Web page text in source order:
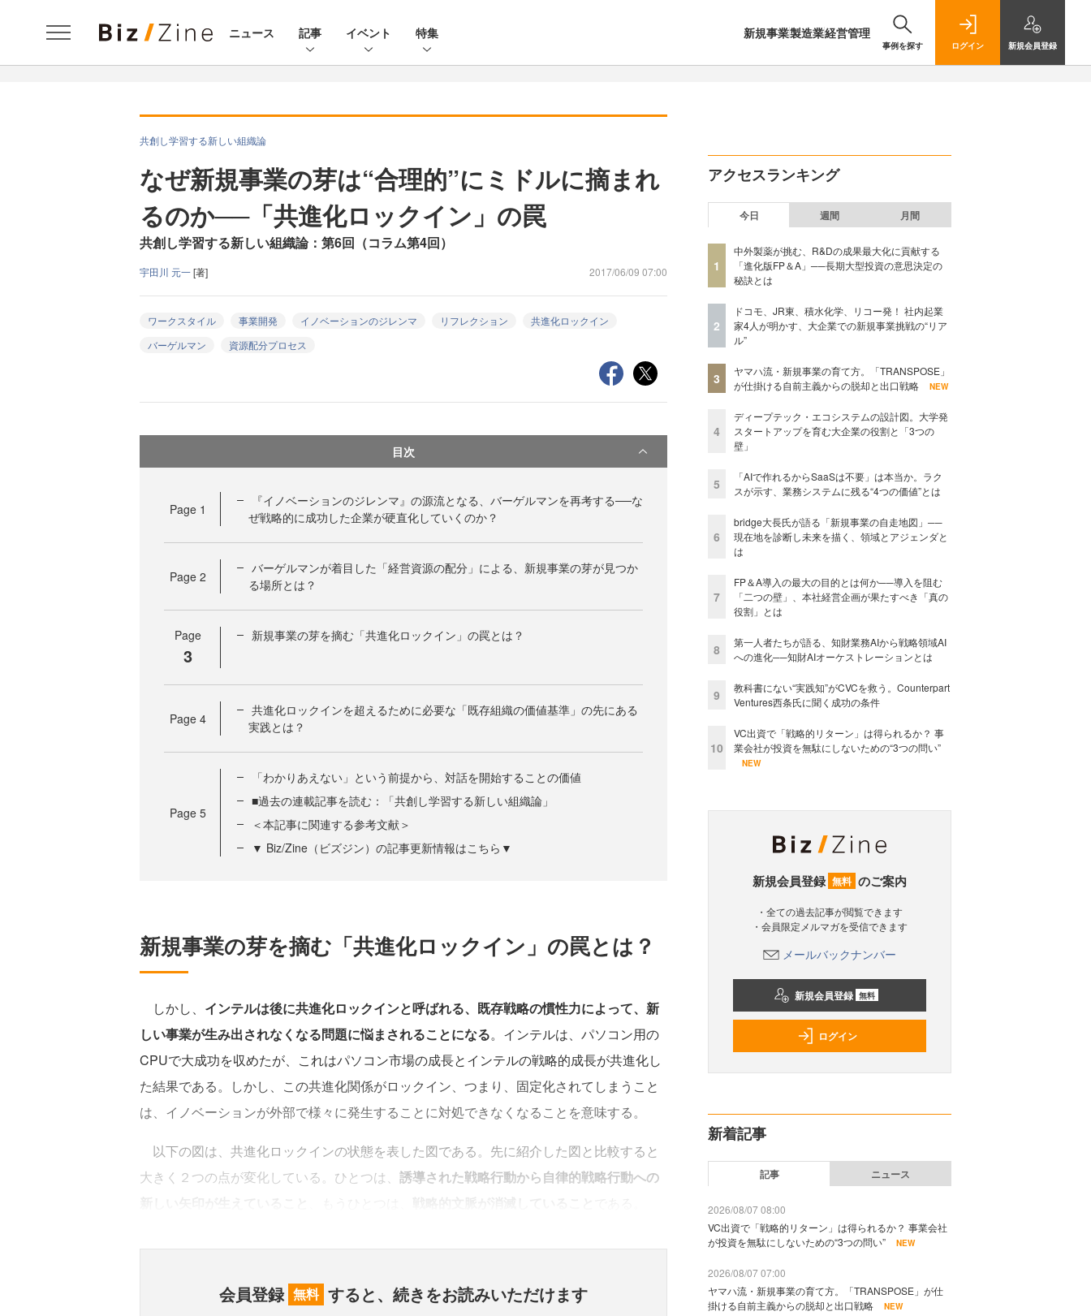
ニュース 記事 イベント 特集 新規事業製造業経営管理
事例を探す ログイン 新規会員登録
共創し学習する新しい組織論
なぜ新規事業の芽は“合理的”にミドルに摘まれ
るのか──「共進化ロックイン」の罠
共創し学習する新しい組織論：第6回（コラム第4回）
宇田川 元一[著] 2017/06/09 07:00
ワークスタイル 事業開発 イノベーションのジレンマ リフレクション
共進化ロックイン
バーゲルマン
資源配分プロセス
目次
Page 1
『イノベーションのジレンマ』の源流となる、バーゲルマンを再考する──な
ぜ戦略的に成功した企業が硬直化していくのか？
Page 2
バーゲルマンが着目した「経営資源の配分」による、新規事業の芽が見つか
る場所とは？
Page
3
新規事業の芽を摘む「共進化ロックイン」の罠とは？
Page 4
共進化ロックインを超えるために必要な「既存組織の価値基準」の先にある
実践とは？
Page 5
「わかりあえない」という前提から、対話を開始することの価値
■過去の連載記事を読む：「共創し学習する新しい組織論」
＜本記事に関連する参考文献＞
▼ Biz/Zine（ビズジン）の記事更新情報はこちら▼
新規事業の芽を摘む「共進化ロックイン」の罠とは？
しかし、 インテルは後に共進化ロックインと呼ばれる、既存戦略の慣性力によって、新
しい事業が生み出されなくなる問題に悩まされることになる。インテルは、パソコン用の
CPUで大成功を収めたが、これはパソコン市場の成長とインテルの戦略的成長が共進化し
た結果である。しかし、この共進化関係がロックイン、つまり、固定化されてしまうこと
は、イノベーションが外部で様々に発生することに対処できなくなることを意味する。
以下の図は、共進化ロックインの状態を表した図である。先に紹介した図と比較すると
大きく２つの点が変化している。ひとつは、 誘導された戦略行動から自律的戦略行動への
会員登録 無料 すると、続きをお読みいただけます
アクセスランキング
今日 週間 月間
1
中外製薬が挑む、R&Dの成果最大化に貢献する
「進化版FP＆A」──長期大型投資の意思決定の
秘訣とは
2
ドコモ、JR東、積水化学、リコー発！ 社内起業
家4人が明かす、大企業での新規事業挑戦の“リア
ル”
3
ヤマハ流・新規事業の育て方。「TRANSPOSE」
が仕掛ける自前主義からの脱却と出口戦略
NEW
4
ディープテック・エコシステムの設計図。大学発
スタートアップを育む大企業の役割と「3つの
壁」
5
「AIで作れるからSaaSは不要」は本当か。ラク
スが示す、業務システムに残る“4つの価値”とは
6
bridge大長氏が語る「新規事業の自走地図」──
現在地を診断し未来を描く、領域とアジェンダと
は
7
FP＆A導入の最大の目的とは何か──導入を阻む
「二つの壁」、本社経営企画が果たすべき「真の
役割」とは
8
第一人者たちが語る、知財業務AIから戦略領域AI
への進化──知財AIオーケストレーションとは
9
教科書にない“実践知”がCVCを救う。Counterpart
Ventures西条氏に聞く成功の条件
10
VC出資で「戦略的リターン」は得られるか？ 事
業会社が投資を無駄にしないための“3つの問い”
NEW
新規会員登録 無料 のご案内
・全ての過去記事が閲覧できます
・会員限定メルマガを受信できます
メールバックナンバー
新規会員登録 無料
ログイン
新着記事
記事 ニュース
2026/08/07 08:00
VC出資で「戦略的リターン」は得られるか？ 事業会社
が投資を無駄にしないための“3つの問い”
NEW
2026/08/07 07:00
ヤマハ流・新規事業の育て方。「TRANSPOSE」が仕
掛ける自前主義からの脱却と出口戦略
NEW